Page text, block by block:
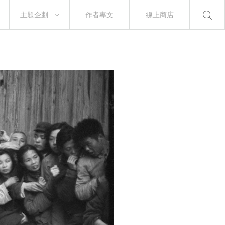
主題企劃 作者專文 線上商店